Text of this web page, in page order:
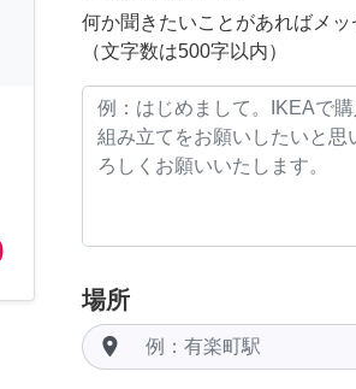
何か聞きたいことがあればメ
（文字数は500字以内）
場所
room